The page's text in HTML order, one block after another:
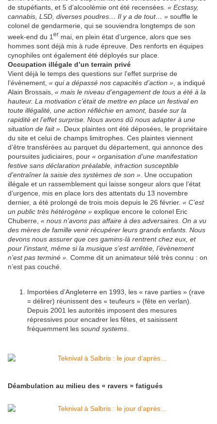
de stupéfiants, et 5 d’alcoolémie ont été recensées. « Ecstasy,
cannabis, LSD, diverses poudres… Il y a de tout… » souffle le
colonel de gendarmerie, qui se souviendra longtemps de son
week-end du 1 er mai, en plein état d’urgence, alors que ses
hommes sont déjà mis à rude épreuve. Des renforts en équipes
cynophiles ont également été déployés sur place.
Occupation illégale d’un terrain privé
Vient déjà le temps des questions sur l’effet surprise de
l’évènement, « qui a dépassé nos capacités d’action » , a indiqué
Alain Brossais, « mais le niveau d’engagement de tous a été à la
hauteur. La motivation c’était de mettre en place un festival en
toute illégalité, une action réfléchie en amont, basée sur la
rapidité et l’effet surprise. Nous avons dû nous adapter à une
situation de fait ». Deux plaintes ont été déposées, le propriétaire
du site et celui de champs limitrophes. Ces plaintes viennent
d’être transférées au parquet du département, qui annonce des
poursuites judiciaires, pour « organisation d’une manifestation
festive sans déclaration préalable, infraction susceptible
d’entraîner la saisie des systèmes de son » . Une occupation
illégale et un rassemblement qui laisse songeur alors que l’état
d’urgence, mis en place lors des attentats du 13 novembre
dernier, a été prolongé de trois mois depuis le 26 février. « C’est
un public très hétérogène » explique encore le colonel Eric
Chuberre, « nous n’avons pas affaire à des adversaires. On a vu
des mères de famille venir récupérer leurs grands enfants. Nous
devons nous assurer que ces gamins-là rentrent chez eux, et
pour l’instant, même si la musique s’est arrêtée, l’évènement
n’est pas terminé ». Comme dit un animateur télé très connu : on
n’est pas couché.
Importées d’Angleterre en 1993, les « rave parties » (rave
= délirer) réunissent des « teufeurs » (fête en verlan).
Depuis 2001 les autorités imposent des mesures
répressives pour encadrer les fêtes, et saisissent
fréquemment les sound systems
Déambulation au milieu des « ravers » fatigués